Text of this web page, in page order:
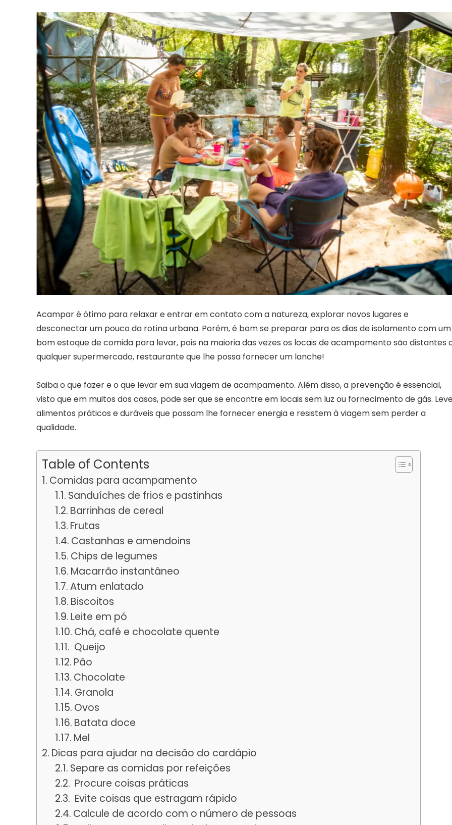
Acampar é ótimo para relaxar e entrar em contato com a natureza, explorar novos lugares e
desconectar um pouco da rotina urbana. Porém, é bom se preparar para os dias de isolamento com um
bom estoque de comida para levar, pois na maioria das vezes os locais de acampamento são distantes
qualquer supermercado, restaurante que lhe possa fornecer um lanche!
Saiba o que fazer e o que levar em sua viagem de acampamento. Além disso, a prevenção é essencial,
visto que em muitos dos casos, pode ser que se encontre em locais sem luz ou fornecimento de gás.
alimentos práticos e duráveis que possam lhe fornecer energia e resistem à viagem sem perder a
qualidade.
Table of Contents
Comidas para acampamento
Sanduíches de frios e pastinhas
Barrinhas de cereal
Frutas
Castanhas e amendoins
Chips de legumes
Macarrão instantâneo
Atum enlatado
Biscoitos
Leite em pó
Chá, café e chocolate quente
Queijo
Pão
Chocolate
Granola
Ovos
Batata doce
Mel
Dicas para ajudar na decisão do cardápio
Separe as comidas por refeições
Procure coisas práticas
Evite coisas que estragam rápido
Calcule de acordo com o número de pessoas